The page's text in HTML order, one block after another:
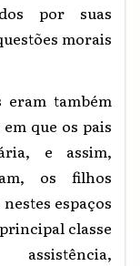
por suas
morais
também
que os pais
e assim,
os filhos
espaços
classe